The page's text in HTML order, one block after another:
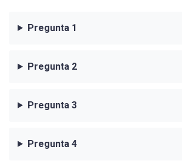
Pregunta 1
Pregunta 2
Pregunta 3
Pregunta 4